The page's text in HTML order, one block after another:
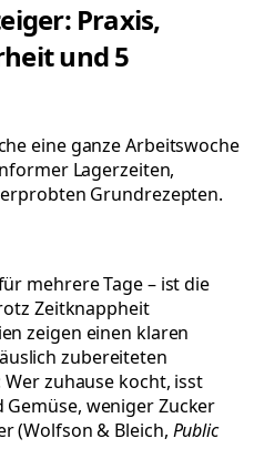
Praxis,
und 5
eine ganze Arbeitswoche
Lagerzeiten,
Grundrezepten.
mehrere Tage – ist die
Zeitknappheit
zeigen einen klaren
zubereiteten
zuhause kocht, isst
weniger Zucker
(Wolfson & Bleich, Public